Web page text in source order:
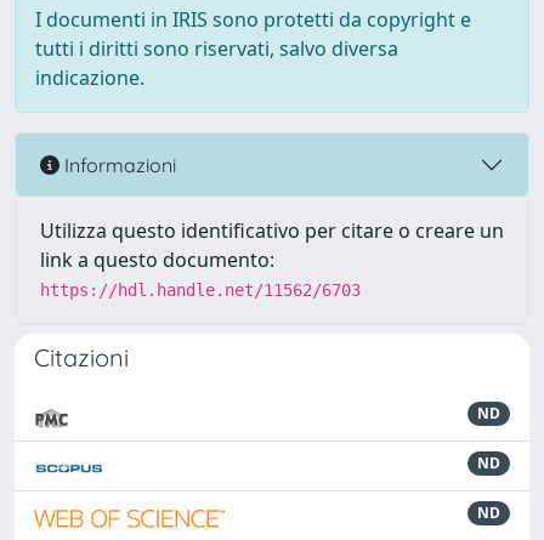
I documenti in IRIS sono protetti da copyright e
tutti i diritti sono riservati, salvo diversa
indicazione.
Informazioni
Utilizza questo identificativo per citare o creare un
link a questo documento:
https://hdl.handle.net/11562/6703
Citazioni
ND
ND
ND